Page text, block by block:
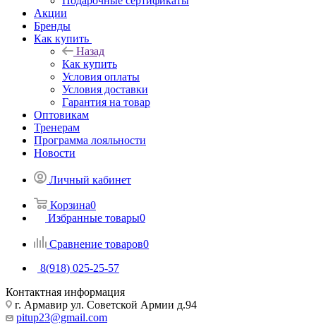
Акции
Бренды
Как купить
Назад
Как купить
Условия оплаты
Условия доставки
Гарантия на товар
Оптовикам
Тренерам
Программа лояльности
Новости
Личный кабинет
Корзина0
Избранные товары0
Сравнение товаров0
8(918) 025-25-57
Контактная информация
г. Армавир ул. Советской Армии д.94
pitup23@gmail.com